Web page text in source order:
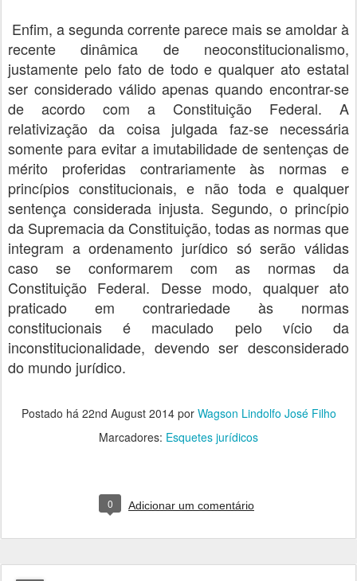
Enfim, a segunda corrente parece mais se amoldar à
recente dinâmica de neoconstitucionalismo,
justamente pelo fato de todo e qualquer ato estatal
ser considerado válido apenas quando encontrar-se
de acordo com a Constituição Federal. A
relativização da coisa julgada faz-se necessária
somente para evitar a imutabilidade de sentenças de
mérito proferidas contrariamente às normas e
princípios constitucionais, e não toda e qualquer
sentença considerada injusta. Segundo, o princípio
da Supremacia da Constituição, todas as normas que
integram a ordenamento jurídico só serão válidas
caso se conformarem com as normas da
Constituição Federal. Desse modo, qualquer ato
praticado em contrariedade às normas
constitucionais é maculado pelo vício da
inconstitucionalidade, devendo ser desconsiderado
do mundo jurídico.
Postado há 22nd August 2014por Wagson Lindolfo José Filho
Marcadores: Esquetes jurídicos
0 Adicionar um comentário